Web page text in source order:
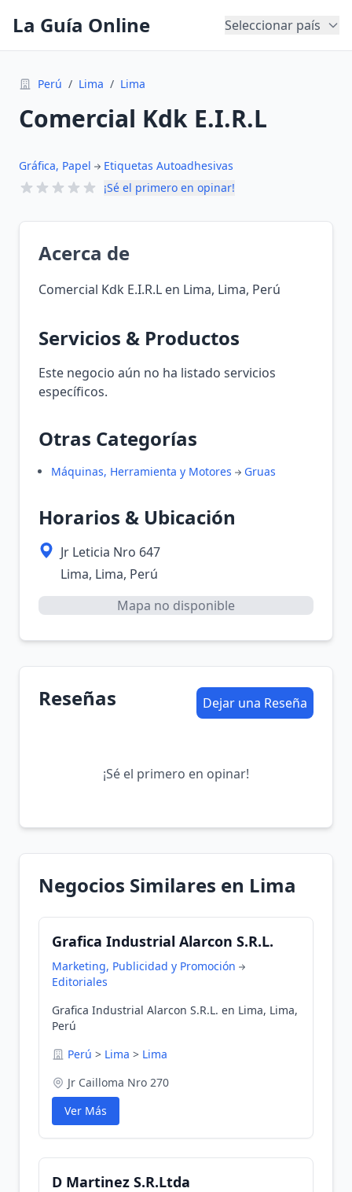
La Guía Online Seleccionar país
Perú / Lima / Lima
Comercial Kdk E.I.R.L
Gráfica, Papel
Etiquetas Autoadhesivas
¡Sé el primero en opinar!
Acerca de
Comercial Kdk E.I.R.L en Lima, Lima, Perú
Servicios & Productos
Este negocio aún no ha listado servicios
específicos.
Otras Categorías
Máquinas, Herramienta y Motores Gruas
Horarios & Ubicación
Jr Leticia Nro 647
Lima, Lima, Perú
Mapa no disponible
Reseñas Dejar una Reseña
¡Sé el primero en opinar!
Negocios Similares en Lima
Grafica Industrial Alarcon S.R.L.
Marketing, Publicidad y Promoción
Editoriales
Grafica Industrial Alarcon S.R.L. en Lima, Lima,
Perú
Perú > Lima > Lima
Jr Cailloma Nro 270
Ver Más
D Martinez S.R.Ltda